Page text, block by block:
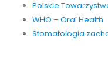
Polskie
WHO – Oral Health
Stomatologia